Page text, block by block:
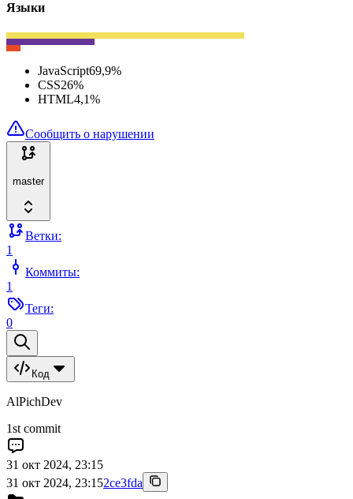
Языки
JavaScript69,9%
CSS26%
HTML4,1%
Сообщить о нарушении
master
Ветки:
1
Коммиты:
1
Теги:
0
Код
AlPichDev
1st commit
31 окт 2024, 23:15
31 окт 2024, 23:152ce3fda